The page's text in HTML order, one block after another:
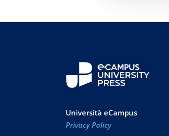
Università eCampus
Privacy Policy